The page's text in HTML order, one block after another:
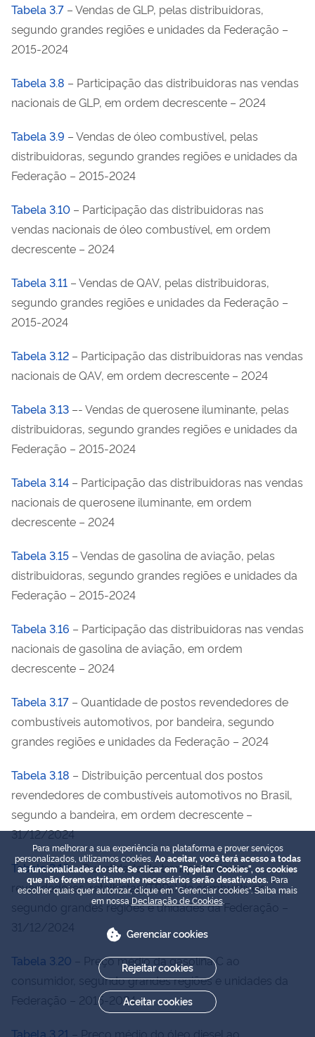
Tabela 3.7 – Vendas de GLP, pelas distribuidoras,
segundo grandes regiões e unidades da Federação –
2015-2024
Tabela 3.8 – Participação das distribuidoras nas vendas
nacionais de GLP, em ordem decrescente – 2024
Tabela 3.9 – Vendas de óleo combustível, pelas
distribuidoras, segundo grandes regiões e unidades da
Federação – 2015-2024
Tabela 3.10 – Participação das distribuidoras nas
vendas nacionais de óleo combustível, em ordem
decrescente – 2024
Tabela 3.11 – Vendas de QAV, pelas distribuidoras,
segundo grandes regiões e unidades da Federação –
2015-2024
Tabela 3.12 – Participação das distribuidoras nas vendas
nacionais de QAV, em ordem decrescente – 2024
Tabela 3.13 –- Vendas de querosene iluminante, pelas
distribuidoras, segundo grandes regiões e unidades da
Federação – 2015-2024
Tabela 3.14 – Participação das distribuidoras nas vendas
nacionais de querosene iluminante, em ordem
decrescente – 2024
Tabela 3.15 – Vendas de gasolina de aviação, pelas
distribuidoras, segundo grandes regiões e unidades da
Federação – 2015-2024
Tabela 3.16 – Participação das distribuidoras nas vendas
nacionais de gasolina de aviação, em ordem
decrescente – 2024
Tabela 3.17 – Quantidade de postos revendedores de
combustíveis automotivos, por bandeira, segundo
grandes regiões e unidades da Federação – 2024
Tabela 3.18 – Distribuição percentual dos postos
revendedores de combustíveis automotivos no Brasil,
segundo a bandeira, em ordem decrescente –
31/12/2024
Tabela 3.19– Quantidade de transportadores-
revendedores-retalhistas (TRRs) de combustíveis,
segundo grandes regiões e unidades da Federação –
31/12/2024
Tabela 3.20 – Preço médio da gasolina C ao
consumidor, segundo grandes regiões e unidades da
Federação – 2015-2024
Tabela 3.21 – Preço médio do óleo diesel ao
Para melhorar a sua experiência na plataforma e prover serviços
personalizados, utilizamos cookies. Ao aceitar, você terá acesso a todas
as funcionalidades do site. Se clicar em "Rejeitar Cookies", os cookies
que não forem estritamente necessários serão desativados. Para
escolher quais quer autorizar, clique em "Gerenciar cookies". Saiba mais
em nossa Declaração de Cookies.
Gerenciar cookies
Rejeitar cookies
Aceitar cookies